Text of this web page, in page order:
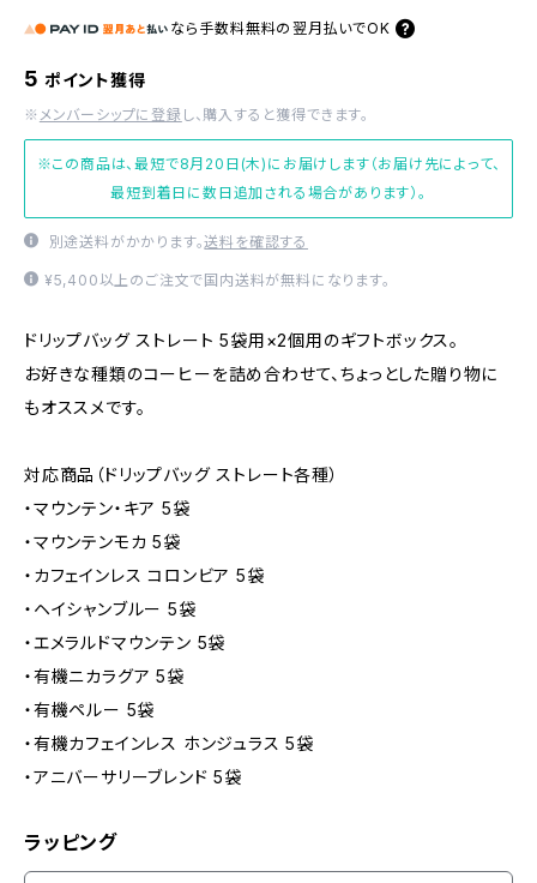
なら 手数料無料の 翌月払いでOK
5 ポイント獲得
※ メンバーシップに登録 し、購入すると獲得できます。
※この商品は、最短で8月20日(木)にお届けします（お届け先によって、
最短到着日に数日追加される場合があります）。
別途送料がかかります。送料を確認する
¥5,400以上のご注文で国内送料が無料になります。
ドリップバッグ ストレート 5袋用×2個用のギフトボックス。
お好きな種類のコーヒーを詰め合わせて、ちょっとした贈り物に
もオススメです。
対応商品（ドリップバッグ ストレート各種）
・マウンテン・キア 5袋
・マウンテンモカ 5袋
・カフェインレス コロンビア 5袋
・ヘイシャンブルー 5袋
・エメラルドマウンテン 5袋
・有機ニカラグア 5袋
・有機ペルー 5袋
・有機カフェインレス ホンジュラス 5袋
・アニバーサリーブレンド 5袋
ラッピング